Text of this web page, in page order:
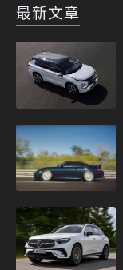
最新文章